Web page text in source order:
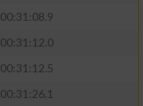
00:31:08.9
00:31:12.0
00:31:12.5
00:31:26.1